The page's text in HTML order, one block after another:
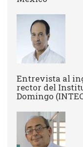
Entrevista al
rector del
Domingo